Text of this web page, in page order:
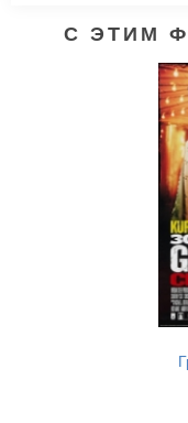
С ЭТИМ